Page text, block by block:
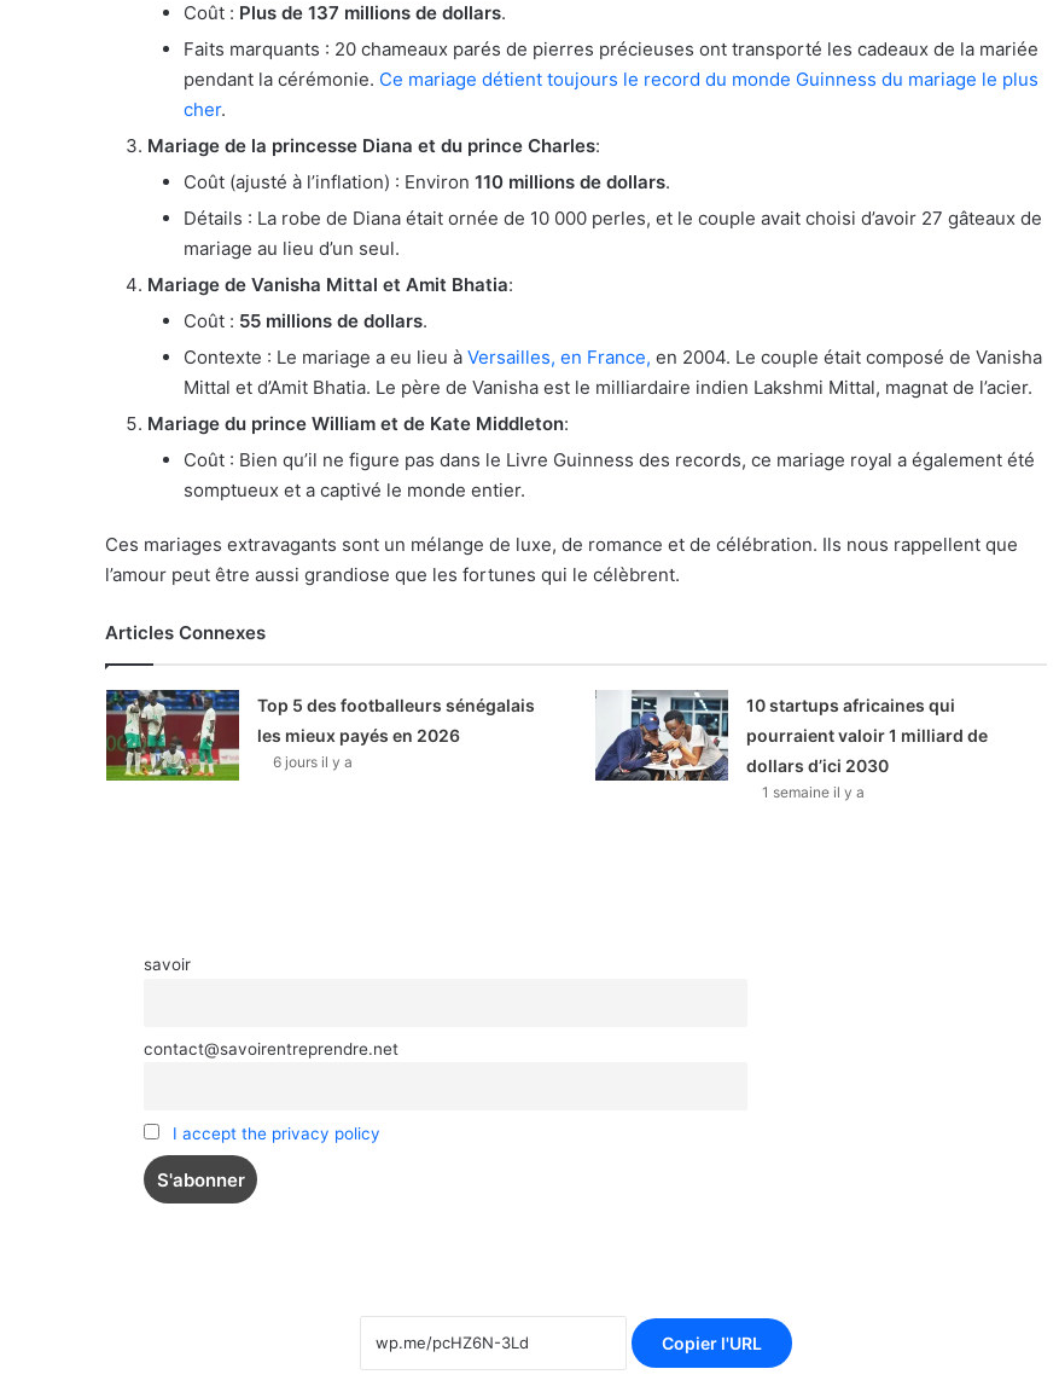
Coût : Plus de 137 millions de dollars.
Faits marquants : 20 chameaux parés de pierres précieuses ont transporté les cadeaux de la mariée
pendant la cérémonie. Ce mariage détient toujours le record du monde Guinness du mariage le plus
cher.
Mariage de la princesse Diana et du prince Charles:
Coût (ajusté à l’inflation) : Environ 110 millions de dollars.
Détails : La robe de Diana était ornée de 10 000 perles, et le couple avait choisi d’avoir 27 gâteaux de
mariage au lieu d’un seul.
Mariage de Vanisha Mittal et Amit Bhatia:
Coût : 55 millions de dollars.
Contexte : Le mariage a eu lieu à Versailles, en France, en 2004. Le couple était composé de Vanisha
Mittal et d’Amit Bhatia. Le père de Vanisha est le milliardaire indien Lakshmi Mittal, magnat de l’acier.
Mariage du prince William et de Kate Middleton:
Coût : Bien qu’il ne figure pas dans le Livre Guinness des records, ce mariage royal a également été
somptueux et a captivé le monde entier.
Ces mariages extravagants sont un mélange de luxe, de romance et de célébration. Ils nous rappellent que
l’amour peut être aussi grandiose que les fortunes qui le célèbrent.
Articles Connexes
Top 5 des footballeurs sénégalais
les mieux payés en 2026
6 jours il y a
10 startups africaines qui
pourraient valoir 1 milliard de
dollars d’ici 2030
1 semaine il y a
savoir
contact@savoirentreprendre.net
I accept the privacy policy
Copier l'URL